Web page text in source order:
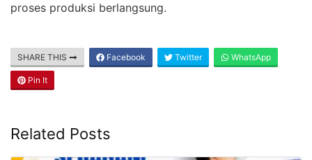
proses produksi berlangsung.
SHARE THIS Facebook Twitter WhatsApp
Pin It
Related Posts